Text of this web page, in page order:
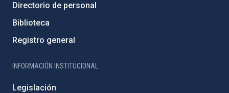
Directorio de personal
Biblioteca
Registro general
INFORMACIÓN INSTITUCIONAL
Legislación